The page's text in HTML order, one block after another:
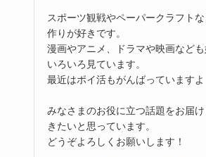
スポーツ観戦やペーパークラフト
作りが好きです。
漫画やアニメ、ドラマや映画など
いろいろ見ています。
最近はポイ活もがんばっていますよ
みなさまのお役に立つ話題をお届
きたいと思っています。
どうぞよろしくお願いします！